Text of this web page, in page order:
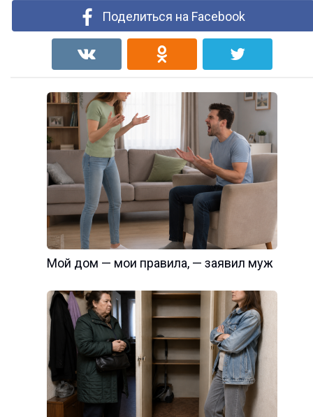
Поделиться на Facebook
Мой дом — мои правила, — заявил муж